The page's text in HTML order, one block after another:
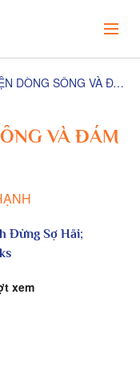
CÂU CHUYỆN DÒNG SÔNG VÀ ĐÁM MÂY
VÀ ĐÁM
Đừng Sợ Hãi;
xem